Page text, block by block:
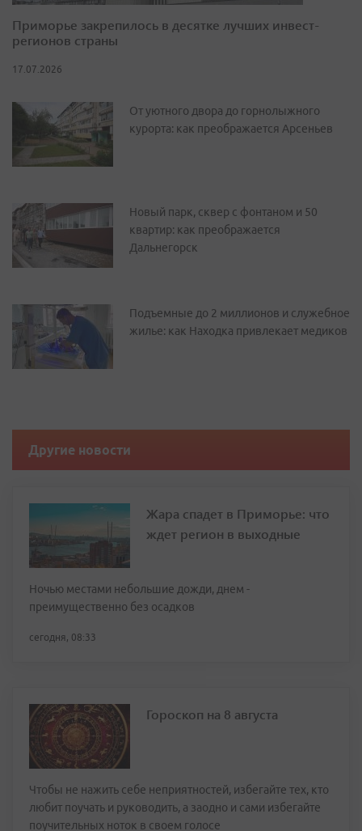
Приморье закрепилось в десятке лучших инвест-
регионов страны
17.07.2026
От уютного двора до горнолыжного
курорта: как преображается Арсеньев
Новый парк, сквер с фонтаном и 50
квартир: как преображается
Дальнегорск
Подъемные до 2 миллионов и служебное
жилье: как Находка привлекает медиков
Другие новости
Жара спадет в Приморье: что
ждет регион в выходные
Ночью местами небольшие дожди, днем -
преимущественно без осадков
сегодня, 08:33
Гороскоп на 8 августа
Чтобы не нажить себе неприятностей, избегайте тех, кто
любит поучать и руководить, а заодно и сами избегайте
поучительных ноток в своем голосе